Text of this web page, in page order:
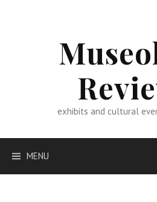
exhibits and cultural
MENU